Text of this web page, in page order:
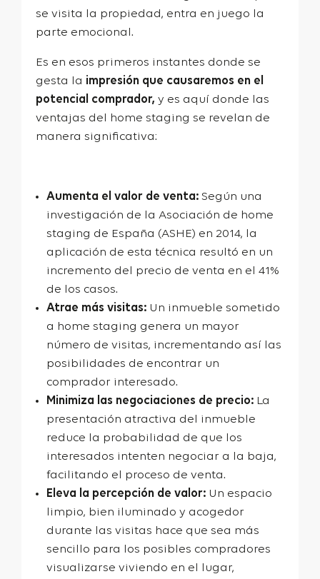
se visita la propiedad, entra en juego la
parte emocional.
Es en esos primeros instantes donde se
gesta la impresión que causaremos en el
potencial comprador, y es aquí donde las
ventajas del home staging se revelan de
manera significativa:
Aumenta el valor de venta: Según una
investigación de la Asociación de home
staging de España (ASHE) en 2014, la
aplicación de esta técnica resultó en un
incremento del precio de venta en el 41%
de los casos.
Atrae más visitas: Un inmueble sometido
a home staging genera un mayor
número de visitas, incrementando así las
posibilidades de encontrar un
comprador interesado.
Minimiza las negociaciones de precio: La
presentación atractiva del inmueble
reduce la probabilidad de que los
interesados intenten negociar a la baja,
facilitando el proceso de venta.
Eleva la percepción de valor: Un espacio
limpio, bien iluminado y acogedor
durante las visitas hace que sea más
sencillo para los posibles compradores
visualizarse viviendo en el lugar,